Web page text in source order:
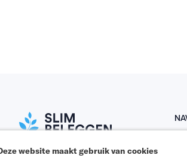
website maakt gebruik van cookies